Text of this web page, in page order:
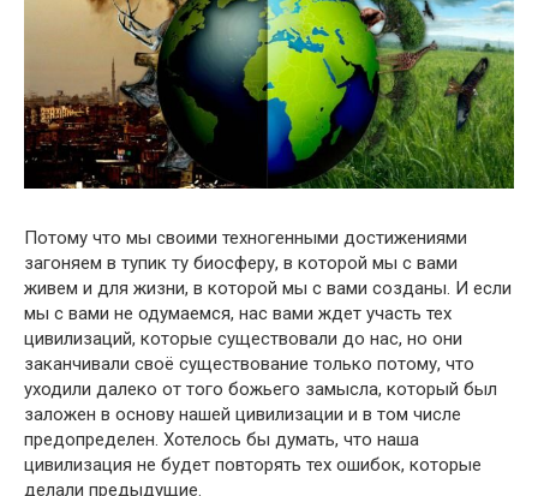
Потому что мы своими техногенными достижениями
загоняем в тупик ту биосферу, в которой мы с вами
живем и для жизни, в которой мы с вами созданы. И если
мы с вами не одумаемся, нас вами ждет участь тех
цивилизаций, которые существовали до нас, но они
заканчивали своё существование только потому, что
уходили далеко от того божьего замысла, который был
заложен в основу нашей цивилизации и в том числе
предопределен. Хотелось бы думать, что наша
цивилизация не будет повторять тех ошибок, которые
делали предыдущие.